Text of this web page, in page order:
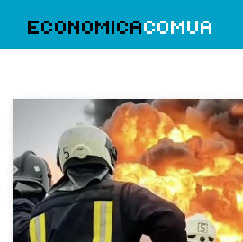
ECONOMICACOMUA